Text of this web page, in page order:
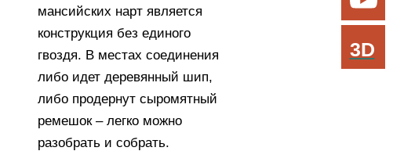
3D
мансийских нарт является
конструкция без единого
гвоздя. В местах соединения
либо идет деревянный шип,
либо продернут сыромятный
ремешок – легко можно
разобрать и собрать.